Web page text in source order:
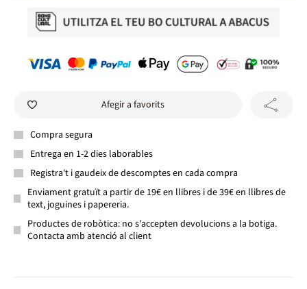
Afegir a favorits
Compra segura
Entrega en 1-2 dies laborables
Registra't i gaudeix de descomptes en cada compra
Enviament gratuït a partir de 19€ en llibres i de 39€ en llibres de
text, joguines i papereria.
Productes de robòtica: no s'accepten devolucions a la botiga.
Contacta amb atenció al client